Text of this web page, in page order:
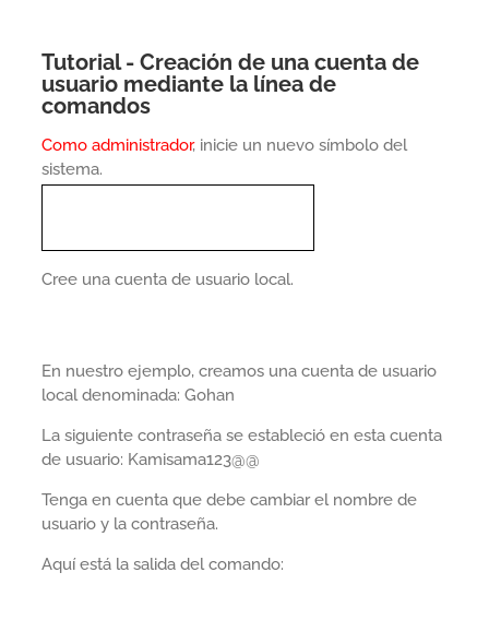
Tutorial - Creación de una cuenta de
usuario mediante la línea de
comandos
Como administrador, inicie un nuevo símbolo del
sistema.
Cree una cuenta de usuario local.
En nuestro ejemplo, creamos una cuenta de usuario
local denominada: Gohan
La siguiente contraseña se estableció en esta cuenta
de usuario: Kamisama123@@
Tenga en cuenta que debe cambiar el nombre de
usuario y la contraseña.
Aquí está la salida del comando: